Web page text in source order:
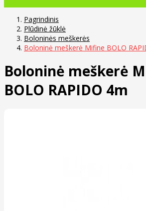
Pagrindinis
Plūdinė žūklė
Boloninės meškerės
Boloninė meškerė Mifine BOLO
Boloninė meškerė
BOLO RAPIDO 4m